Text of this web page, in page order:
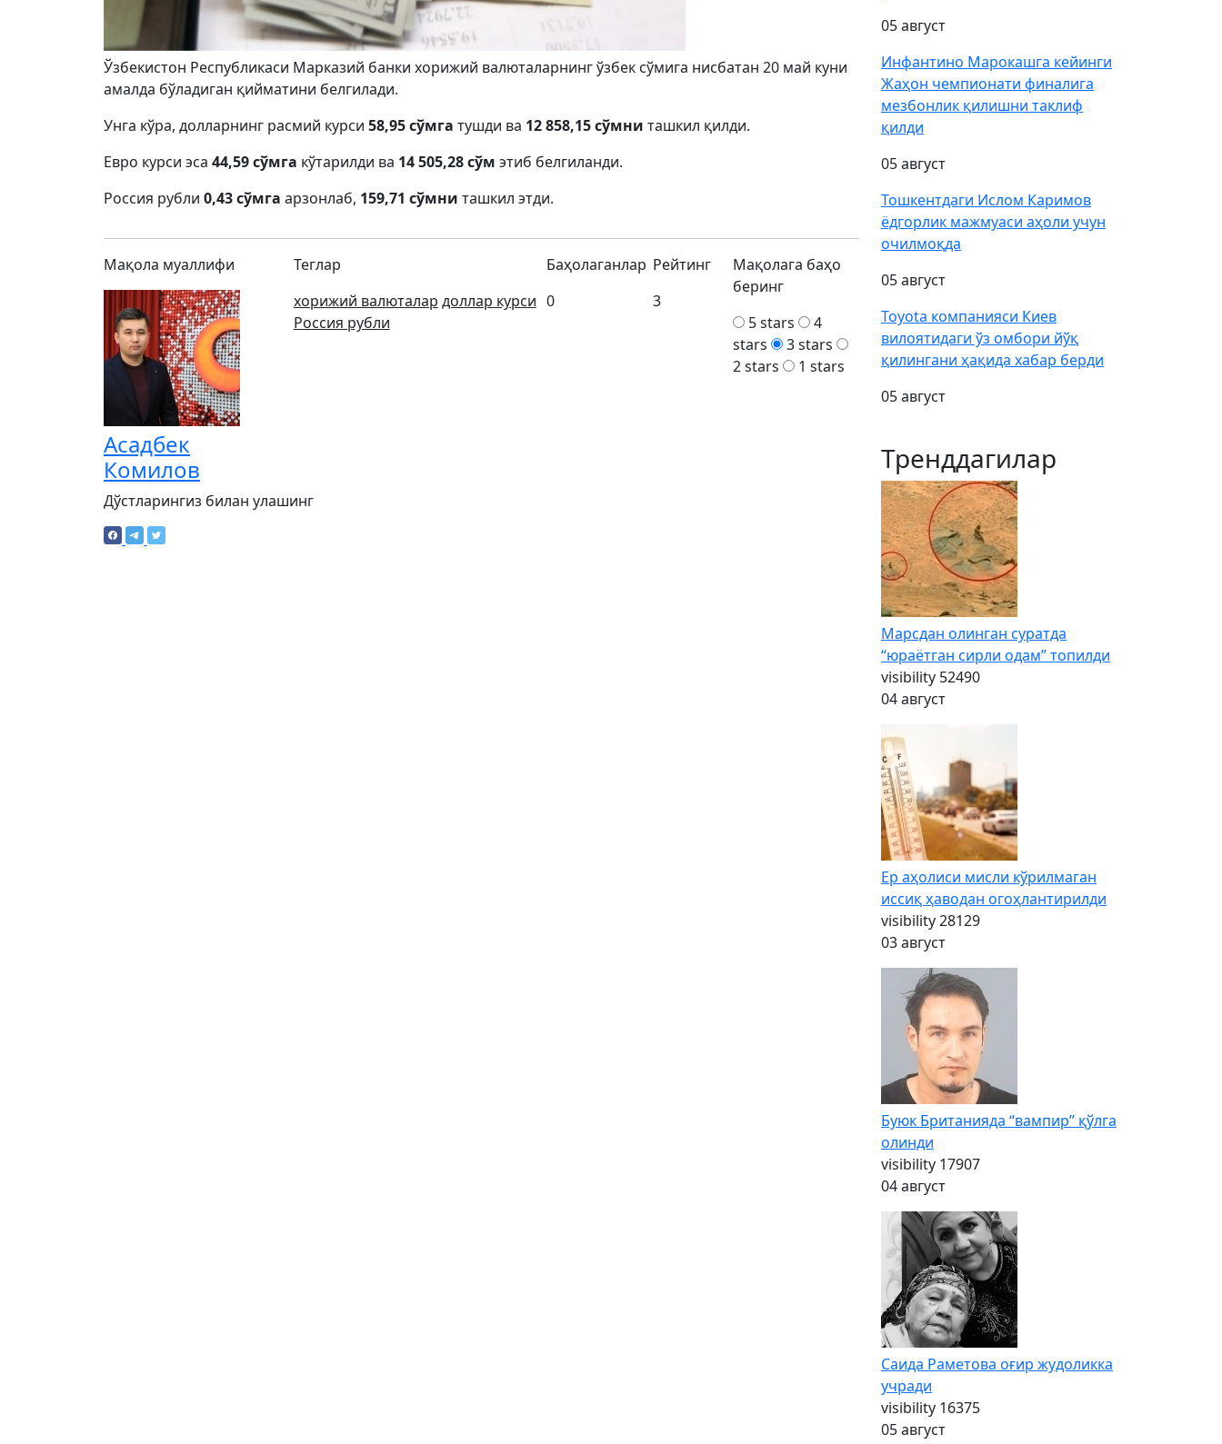
Ўзбекистон Республикаси Марказий банки хорижий валюталарнинг ўзбек сўмига нисбатан 20 май куни
амалда бўладиган қийматини белгилади.
Унга кўра, долларнинг расмий курси 58,95 сўмга тушди ва 12 858,15 сўмни ташкил қилди.
Евро курси эса 44,59 сўмга кўтарилди ва 14 505,28 сўм этиб белгиланди.
Россия рубли 0,43 сўмга арзонлаб, 159,71 сўмни ташкил этди.
Мақола муаллифи
Асадбек
Комилов
Теглар
хорижий валюталар доллар курси
Россия рубли
Баҳолаганлар
0
Рейтинг
3
Мақолага баҳо
беринг
5 stars
4
stars
3 stars
2 stars
1 stars
Дўстларингиз билан улашинг
05 август
Инфантино Марокашга кейинги
Жаҳон чемпионати финалига
мезбонлик қилишни таклиф
қилди
05 август
Тошкентдаги Ислом Каримов
ёдгорлик мажмуаси аҳоли учун
очилмоқда
05 август
Toyota компанияси Киев
вилоятидаги ўз омбори йўқ
қилингани ҳақида хабар берди
05 август
Тренддагилар
Марсдан олинган суратда
“юраётган сирли одам” топилди
visibility 52490
04 август
Ер аҳолиси мисли кўрилмаган
иссиқ ҳаводан огоҳлантирилди
visibility28129
03 август
Буюк Британияда “вампир” қўлга
олинди
visibility 17907
04 август
Саида Раметова оғир жудоликка
учради
visibility 16375
05 август